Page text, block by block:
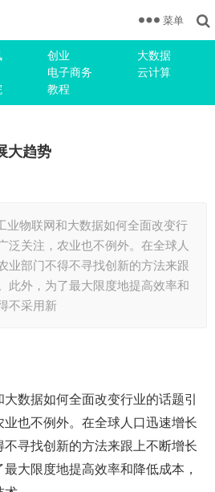
创业
大数据
电子商务
云计算
教程
菜单
大趋势
业物联网和大数据如何全面改变行
泛关注，农业也不例外。在全球人
业部门不得不寻找创新的方法来跟
此外，为了最大限度地提高效率和
不采用新
数据如何全面改变行业的话题引
也不例外。在全球人口迅速增长
寻找创新的方法来跟上不断增长
大限度地提高效率和降低成本，